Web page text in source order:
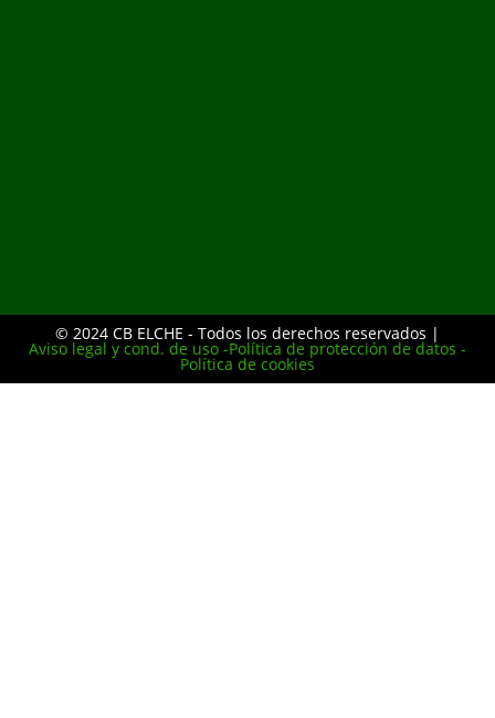
© 2024 CB ELCHE - Todos los derechos reservados |
Aviso legal y cond. de uso -Política de protección de datos -
Política de cookies